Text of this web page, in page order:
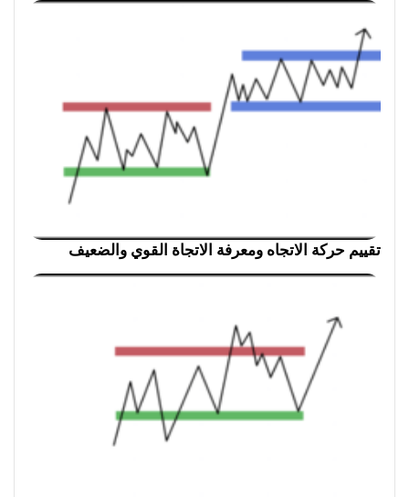
تقييم حركة الاتجاه ومعرفة الاتجاة القوي والضعيف